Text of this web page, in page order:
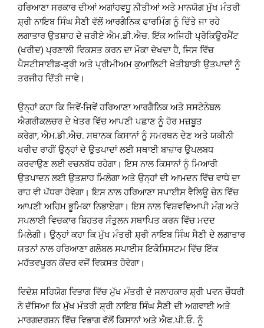
ਹਰਿਆਣਾ ਸਰਕਾਰ ਦੀਆਂ ਅਗਾਂਹਵਧੂ ਨੀਤੀਆਂ ਅਤੇ ਮਾਨਯੋਗ ਮੁੱਖ ਮੰਤਰੀ
ਸ਼੍ਰੀ ਨਾਇਬ ਸਿੰਘ ਸੈਣੀ ਵੱਲੋਂ ਆਰਗੈਨਿਕ ਫਾਰਮਿੰਗ ਨੂੰ ਦਿੱਤੇ ਜਾ ਰਹੇ
ਲਗਾਤਾਰ ਉਤਸ਼ਾਹ ਦੇ ਜ਼ਰੀਏ ਐਮ.ਡੀ.ਐਚ. ਇੱਕ ਅਜਿਹੀ ਪ੍ਰੋਕਿਊਰਮੈਂਟ
(ਖਰੀਦ) ਪ੍ਰਣਾਲੀ ਵਿਕਸਤ ਕਰਨ ਦਾ ਮੌਕਾ ਦੇਖਦਾ ਹੈ, ਜਿਸ ਵਿੱਚ
ਪੈਸਟੀਸਾਈਡ-ਫ੍ਰੀ ਅਤੇ ਪ੍ਰੀਮੀਅਮ ਕੁਆਲਿਟੀ ਖੇਤੀਬਾੜੀ ਉਤਪਾਦਾਂ ਨੂੰ
ਤਰਜੀਹ ਦਿੱਤੀ ਜਾਵੇ।
ਉਨ੍ਹਾਂ ਕਹਾ ਕਿ ਜਿਵੇਂ-ਜਿਵੇਂ ਹਰਿਆਣਾ ਆਰਗੈਨਿਕ ਅਤੇ ਸਸਟੇਨੇਬਲ
ਐਗਰੀਕਲਚਰ ਦੇ ਖੇਤਰ ਵਿੱਚ ਆਪਣੀ ਪਛਾਣ ਨੂੰ ਹੋਰ ਮਜ਼ਬੂਤ
ਕਰੇਗਾ, ਐਮ.ਡੀ.ਐਚ. ਸਥਾਨਕ ਕਿਸਾਨਾਂ ਨੂੰ ਸਮਰਥਨ ਦੇਣ ਅਤੇ ਯਕੀਨੀ
ਖਰੀਦ ਰਾਹੀਂ ਉਨ੍ਹਾਂ ਦੇ ਉਤਪਾਦਾਂ ਲਈ ਸਥਾਈ ਬਾਜ਼ਾਰ ਉਪਲਬਧ
ਕਰਵਾਉਣ ਲਈ ਵਚਨਬੱਧ ਰਹੇਗਾ। ਇਸ ਨਾਲ ਕਿਸਾਨਾਂ ਨੂੰ ਮਿਆਰੀ
ਉਤਪਾਦਨ ਲਈ ਉਤਸ਼ਾਹ ਮਿਲੇਗਾ ਅਤੇ ਉਨ੍ਹਾਂ ਦੀ ਆਮਦਨ ਵਿੱਚ ਵਾਧੇ ਦਾ
ਰਾਹ ਵੀ ਪੱਧਰਾ ਹੋਵੇਗਾ। ਇਸ ਨਾਲ ਹਰਿਆਣਾ ਸਪਾਈਸ ਵੈਲਿਊ ਚੇਨ ਵਿੱਚ
ਆਪਣੀ ਅਹਿਮ ਭੂਮਿਕਾ ਨਿਭਾਏਗਾ। ਇਸ ਨਾਲ ਵਿਸ਼ਵਵਿਆਪੀ ਮੰਗ ਅਤੇ
ਸਪਲਾਈ ਵਿਚਕਾਰ ਬਿਹਤਰ ਸੰਤੁਲਨ ਸਥਾਪਿਤ ਕਰਨ ਵਿੱਚ ਮਦਦ
ਮਿਲੇਗੀ। ਉਨ੍ਹਾਂ ਕਹਾ ਕਿ ਮੁੱਖ ਮੰਤਰੀ ਸ਼੍ਰੀ ਨਾਇਬ ਸਿੰਘ ਸੈਣੀ ਦੇ ਲਗਾਤਾਰ
ਯਤਨਾਂ ਨਾਲ ਹਰਿਆਣਾ ਗਲੋਬਲ ਸਪਾਈਸ ਇਕੋਸਿਸਟਮ ਵਿੱਚ ਇੱਕ
ਮਹੱਤਵਪੂਰਨ ਕੇਂਦਰ ਵਜੋਂ ਵਿਕਸਤ ਹੋਵੇਗਾ।
ਵਿਦੇਸ਼ ਸਹਿਯੋਗ ਵਿਭਾਗ ਵਿੱਚ ਮੁੱਖ ਮੰਤਰੀ ਦੇ ਸਲਾਹਕਾਰ ਸ਼੍ਰੀ ਪਵਨ ਚੌਧਰੀ
ਨੇ ਦੱਸਿਆ ਕਿ ਮੁੱਖ ਮੰਤਰੀ ਸ਼੍ਰੀ ਨਾਇਬ ਸਿੰਘ ਸੈਣੀ ਦੀ ਅਗਵਾਈ ਅਤੇ
ਮਾਰਗਦਰਸ਼ਨ ਵਿੱਚ ਵਿਭਾਗ ਵੱਲੋਂ ਕਿਸਾਨਾਂ ਅਤੇ ਐਫ.ਪੀ.ਓ. ਨੂੰ